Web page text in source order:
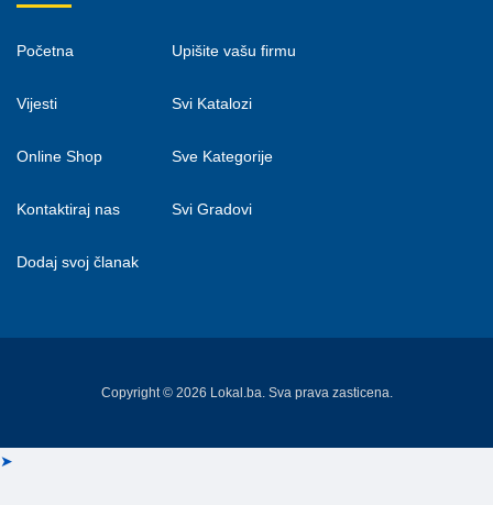
Početna
Vijesti
Online Shop
Kontaktiraj nas
Dodaj svoj članak
Upišite vašu firmu
Svi Katalozi
Sve Kategorije
Svi Gradovi
Copyright © 2026 Lokal.ba. Sva prava zasticena.
➤